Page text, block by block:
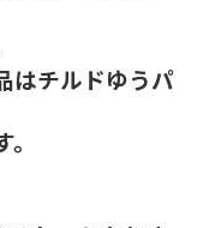
はチルドゆうパ